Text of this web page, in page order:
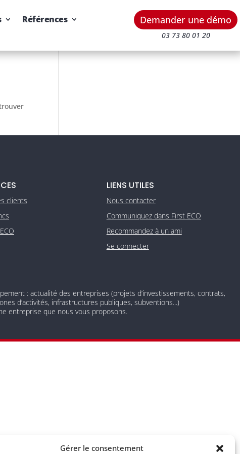
Gérer le consentement
Références Demander une démo
03 73 80 01 20
clients
LIENS UTILES
Nous contacter
Communiquez dans First ECO
Recommandez à un ami
Se connecter
: actualité des entreprises (projets d’investissements, contrats,
d’activités, infrastructures publiques, subventions...)
entreprise que nous vous proposons.
newsletter nos derniers articles de blog et prenez connaissance
à tout moment à l’aide des liens de désinscription ou en